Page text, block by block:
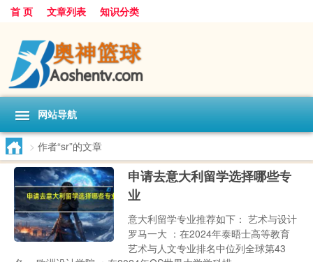
首 页 文章列表 知识分类
网站导航
> 作者“sr”的文章
申请去意大利留学选择哪些专
业
意大利留学专业推荐如下： 艺术与设计
罗马一大 ：在2024年泰晤士高等教育
艺术与人文专业排名中位列全球第43